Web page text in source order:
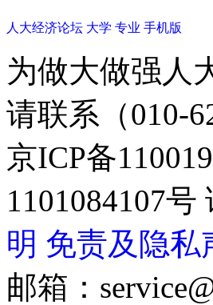
人大经济论坛 大学 专业 手机版
为做大做强人
请联系（010-
京ICP备
1101084107
明 免责及隐私
邮箱：